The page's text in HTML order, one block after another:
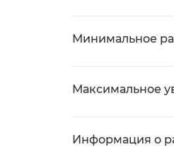
Минимальное
Максимальное
Информация о